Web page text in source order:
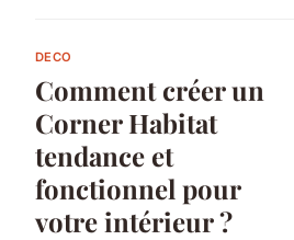
DECO
Comment créer un
Corner Habitat
tendance et
fonctionnel pour
votre intérieur ?